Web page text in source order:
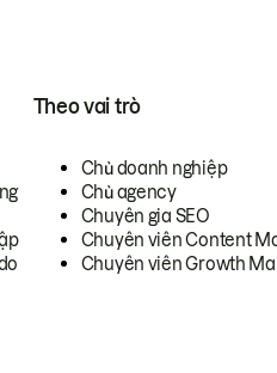
Theo vai trò
Chủ doanh nghiệp
Chủ agency
Chuyên gia SEO
Chuyên viên Content
Chuyên viên Growth